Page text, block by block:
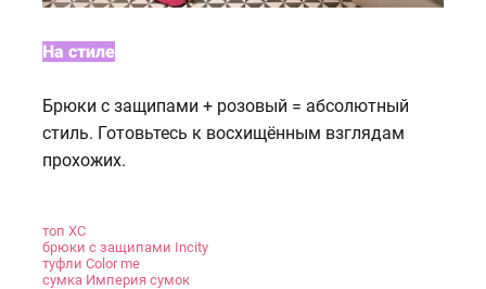
На стиле
Брюки с защипами + розовый = абсолютный
стиль. Готовьтесь к восхищённым взглядам
прохожих.
топ XC
брюки с защипами Incity
туфли Color me
сумка Империя сумок